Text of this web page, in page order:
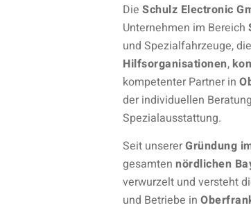
DieSchulz Electronic
Unternehmen im Bereich
und Spezialfahrzeuge,
Hilfsorganisationen,
kompetenter Partner in
der individuellen
Spezialausstattung.
Seit unsererGründung
gesamtennördlichen
verwurzelt und versteht
und Betriebe in